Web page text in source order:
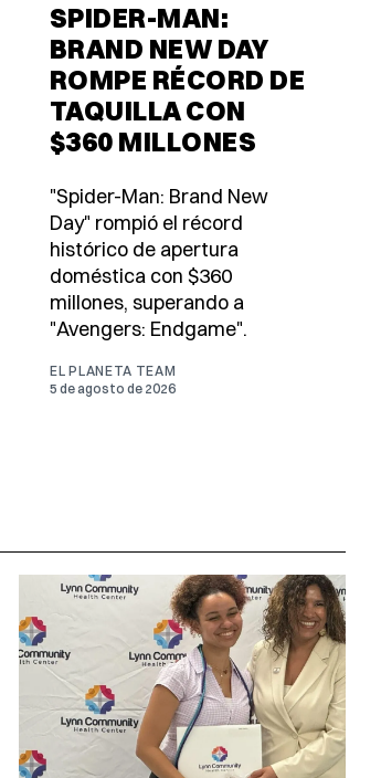
SPIDER-MAN:
BRAND NEW DAY
ROMPE RÉCORD DE
TAQUILLA CON
$360 MILLONES
"Spider-Man: Brand New
Day" rompió el récord
histórico de apertura
doméstica con $360
millones, superando a
"Avengers: Endgame".
EL PLANETA TEAM
5 de agosto de 2026